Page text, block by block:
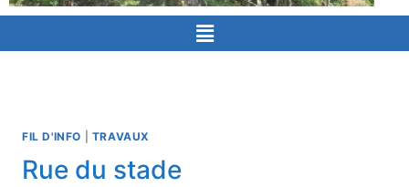
FIL D'INFO TRAVAUX
Rue du stade